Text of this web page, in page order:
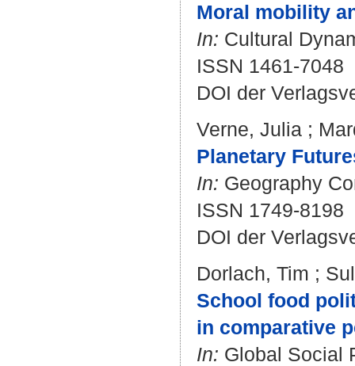
Moral mobility
In: Cultural
ISSN 1461-7048
DOI der
Verne, Julia ;
Planetary
In: Geography
ISSN 1749-8198
DOI der
Dorlach, Tim ;
School food
in comparative
In: Global Social